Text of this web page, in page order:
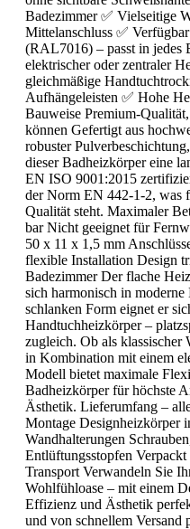
Badezimmer ✅ Vielseitige
Mittelanschluss ✅
(RAL7016) – passt in jedes
elektrischer oder zentraler
gleichmäßige
Aufhängeleisten ✅ Hohe
Bauweise Premium-
können Gefertigt aus
robuster
dieser Badheizkörper eine
EN ISO 9001:2015
der Norm EN 442-1-2, was
Qualität steht. Maximaler
bar Nicht geeignet für
50 x 11 x 1,5 mm
flexible Installation Design
Badezimmer Der flache
sich harmonisch in
schlanken Form eignet er
Handtuchheizkörper –
zugleich. Ob als klassischer
in Kombination mit einem
Modell bietet maximale
Badheizkörper für höchste
Ästhetik. Lieferumfang –
Montage Designheizkörper
Wandhalterungen
Entlüftungsstopfen
Transport Verwandeln Sie
Wohlfühloase – mit einem
Effizienz und Ästhetik
und von schnellem Versand